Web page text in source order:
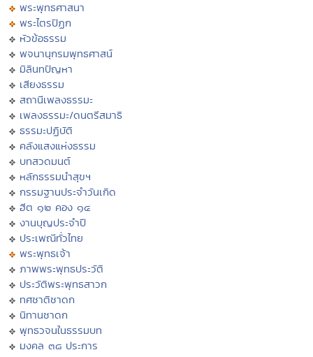
พระพุทธศาสนา
พระไตรปิฏก
หัวข้อธรรม
พจนานุกรมพุทธศาสน์
มิลินทปัญหา
เสียงธรรม
สถานีเพลงธรรมะ
เพลงธรรมะ/ดนตรีสมาธิ
ธรรมะปฏิบัติ
คลังแสงแห่งธรรม
บทสวดมนต์
หลักธรรมนำสุขฯ
กรรมฐานประจำวันเกิด
ฮีต ๑๒ คอง ๑๔
งานบุญประจำปี
ประเพณีทั่วไทย
พระพุทธเจ้า
ภาพพระพุทธประวัติ
ประวัติพระพุทธสาวก
ทศชาติชาดก
นิทานชาดก
พุทธวจนในธรรมบท
มงคล ๓๘ ประการ